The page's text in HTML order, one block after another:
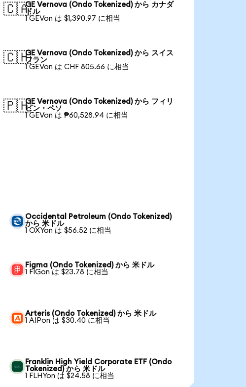
🇨🇦GE Vernova (Ondo Tokenized) から カナダ
ドル
1 GEVon は $1,390.97 に相当
🇨🇭GE Vernova (Ondo Tokenized) から スイス
フラン
1 GEVon は CHF 805.66 に相当
🇵🇭GE Vernova (Ondo Tokenized) から フィリ
ピン・ペソ
1 GEVon は ₱60,528.94 に相当
Occidental Petroleum (Ondo Tokenized)
から 米ドル
1 OXYon は $56.52 に相当
Figma (Ondo Tokenized) から 米ドル
1 FIGon は $23.78 に相当
Arteris (Ondo Tokenized) から 米ドル
1 AIPon は $30.40 に相当
Franklin High Yield Corporate ETF (Ondo
Tokenized) から 米ドル
1 FLHYon は $24.58 に相当